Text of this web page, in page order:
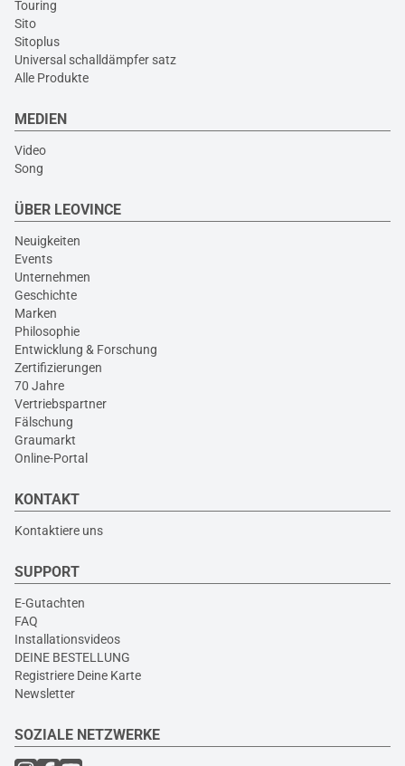
Touring
Sito
Sitoplus
Universal schalldämpfer satz
Alle Produkte
MEDIEN
Video
Song
ÜBER LEOVINCE
Neuigkeiten
Events
Unternehmen
Geschichte
Marken
Philosophie
Entwicklung & Forschung
Zertifizierungen
70 Jahre
Vertriebspartner
Fälschung
Graumarkt
Online-Portal
KONTAKT
Kontaktiere uns
SUPPORT
E-Gutachten
FAQ
Installationsvideos
DEINE BESTELLUNG
Registriere Deine Karte
Newsletter
SOZIALE NETZWERKE